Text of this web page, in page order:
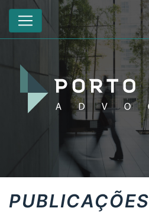
PUBLICAÇÕES